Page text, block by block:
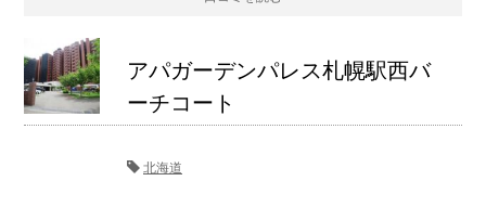
アパガーデンパレス札幌駅西バ
ーチコート
北海道